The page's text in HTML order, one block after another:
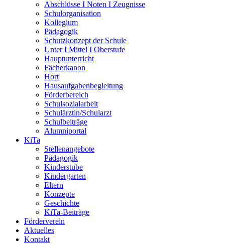
Abschlüsse I Noten I Zeugnisse
Schulorganisation
Kollegium
Pädagogik
Schutzkonzept der Schule
Unter I Mittel I Oberstufe
Hauptunterricht
Fächerkanon
Hort
Hausaufgabenbegleitung
Förderbereich
Schulsozialarbeit
Schulärztin/Schularzt
Schulbeiträge
Alumniportal
KiTa
Stellenangebote
Pädagogik
Kinderstube
Kindergarten
Eltern
Konzepte
Geschichte
KiTa-Beiträge
Förderverein
Aktuelles
Kontakt